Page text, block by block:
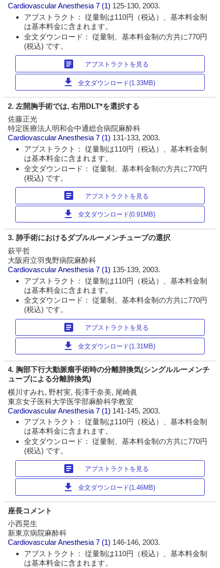
Cardiovascular Anesthesia 7 (1) 125-130, 2003.
アブストラクト： 従量制は110円（税込）、基本料金制
は基本料金に含まれます。
全文ダウンロード： 従量制、基本料金制の方共に770円
(税込) です。
article アブストラクトを見る
download 全文ダウンロード(1.33MB)
2. 左開胸手術では, 右用DLT*を選択する
佐藤正光
特定医療法人明和会中通総合病院麻酔科
Cardiovascular Anesthesia 7 (1) 131-133, 2003.
アブストラクト： 従量制は110円（税込）、基本料金制
は基本料金に含まれます。
全文ダウンロード： 従量制、基本料金制の方共に770円
(税込) です。
article アブストラクトを見る
download 全文ダウンロード(0.91MB)
3. 肺手術におけるダブルルーメンチューブの選択
萩平哲
大阪府立羽曳野病院麻酔科
Cardiovascular Anesthesia 7 (1) 135-139, 2003.
アブストラクト： 従量制は110円（税込）、基本料金制
は基本料金に含まれます。
全文ダウンロード： 従量制、基本料金制の方共に770円
(税込) です。
article アブストラクトを見る
download 全文ダウンロード(1.31MB)
4. 胸部下行大動脈瘤手術時の分離肺換気(シングルルーメンチ
ューブによる分離肺換気)
横川すみれ, 野村実, 長澤千奈美, 尾崎眞
東京女子医科大学医学部麻酔科学教室
Cardiovascular Anesthesia 7 (1) 141-145, 2003.
アブストラクト： 従量制は110円（税込）、基本料金制
は基本料金に含まれます。
全文ダウンロード： 従量制、基本料金制の方共に770円
(税込) です。
article アブストラクトを見る
download 全文ダウンロード(1.46MB)
座長コメント
小西晃生
新東京病院麻酔科
Cardiovascular Anesthesia 7 (1) 146-146, 2003.
アブストラクト： 従量制は110円（税込）、基本料金制
は基本料金に含まれます。